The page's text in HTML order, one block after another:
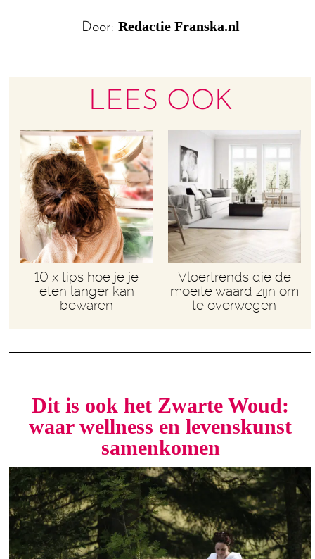
Door: Redactie Franska.nl
LEES OOK
10 x tips hoe je je
eten langer kan
bewaren
Vloertrends die de
moeite waard zijn om
te overwegen
Dit is ook het Zwarte Woud:
waar wellness en levenskunst
samenkomen